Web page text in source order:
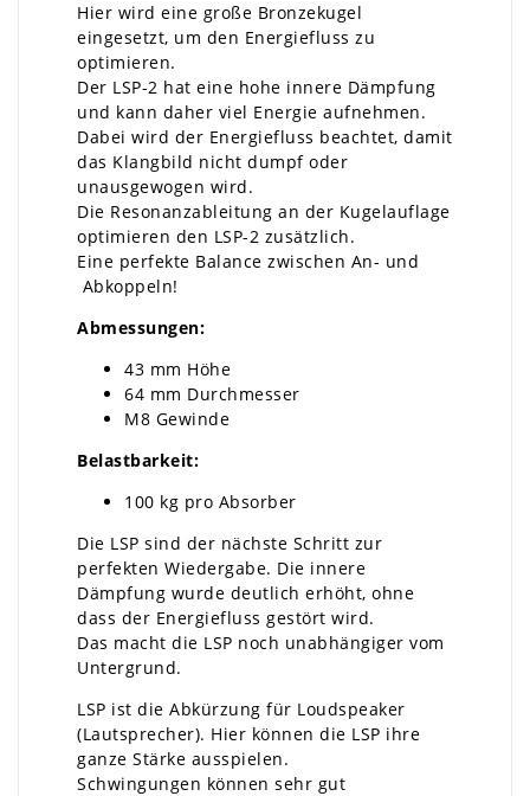
Hier wird eine große Bronzekugel
eingesetzt, um den Energiefluss zu
optimieren.
Der LSP-2 hat eine hohe innere Dämpfung
und kann daher viel Energie aufnehmen.
Dabei wird der Energiefluss beachtet, damit
das Klangbild nicht dumpf oder
unausgewogen wird.
Die Resonanzableitung an der Kugelauflage
optimieren den LSP-2 zusätzlich.
Eine perfekte Balance zwischen An- und
Abkoppeln!
Abmessungen:
43 mm Höhe
64 mm Durchmesser
M8 Gewinde
Belastbarkeit:
100 kg pro Absorber
Die LSP sind der nächste Schritt zur
perfekten Wiedergabe. Die innere
Dämpfung wurde deutlich erhöht, ohne
dass der Energiefluss gestört wird.
Das macht die LSP noch unabhängiger vom
Untergrund.
LSP ist die Abkürzung für Loudspeaker
(Lautsprecher). Hier können die LSP ihre
ganze Stärke ausspielen.
Schwingungen können sehr gut